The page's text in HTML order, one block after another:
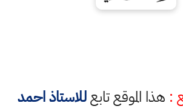
: هذا الموقع تابعللاستاذ احمد